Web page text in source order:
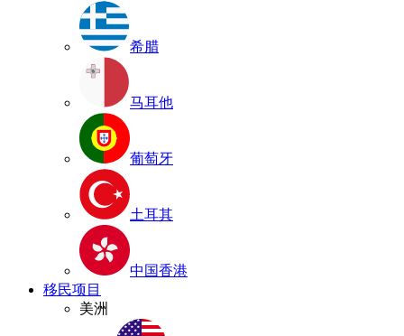
希腊
马耳他
葡萄牙
土耳其
中国香港
移民项目
美洲